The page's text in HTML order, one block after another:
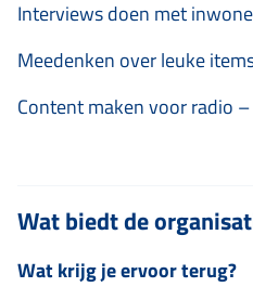
Interviews doen met
Meedenken over leuke
Content maken voor radio
Wat biedt de
Wat krijg je ervoor terug?